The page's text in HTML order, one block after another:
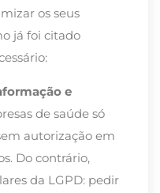
os seus
já foi citado
e
de saúde só
autorização em
Do contrário,
da LGPD: pedir